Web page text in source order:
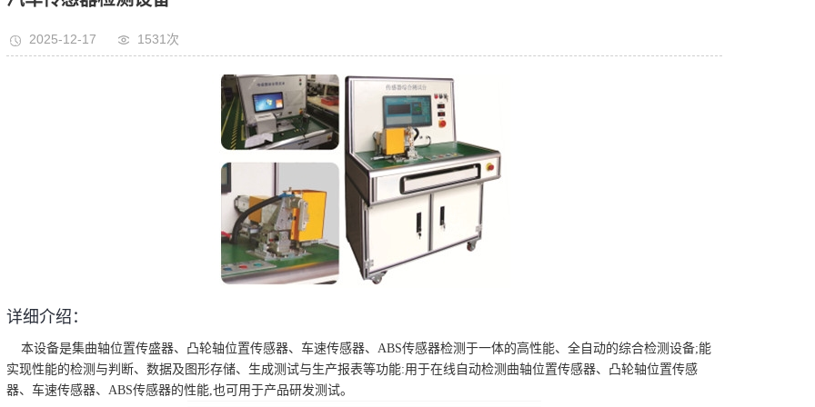
2025-12-17 1531次
详细介绍：
本设备是集曲轴位置传盛器、凸轮轴位置传感器、车速传感器、ABS传感器检测于一体的高性能、全自动的综合检测设备;能
实现性能的检测与判断、数据及图形存储、生成测试与生产报表等功能:用于在线自动检测曲轴位置传感器、凸轮轴位置传感
器、车速传感器、ABS传感器的性能,也可用于产品研发测试。